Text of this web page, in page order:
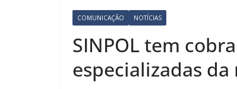
COMUNICAÇÃO NOTÍCIAS
SINPOL tem
especializadas